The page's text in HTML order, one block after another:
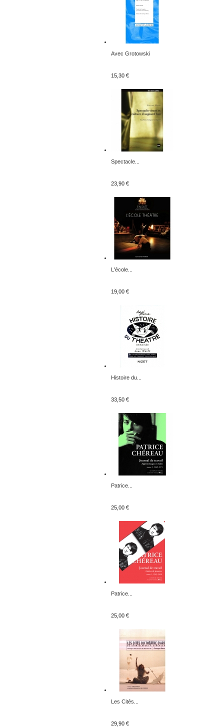
Avec Grotowski
15,30 €
Spectacle...
23,90 €
L'école...
19,00 €
Histoire du...
33,50 €
Patrice...
25,00 €
Patrice...
25,00 €
Les Cités...
29,90 €